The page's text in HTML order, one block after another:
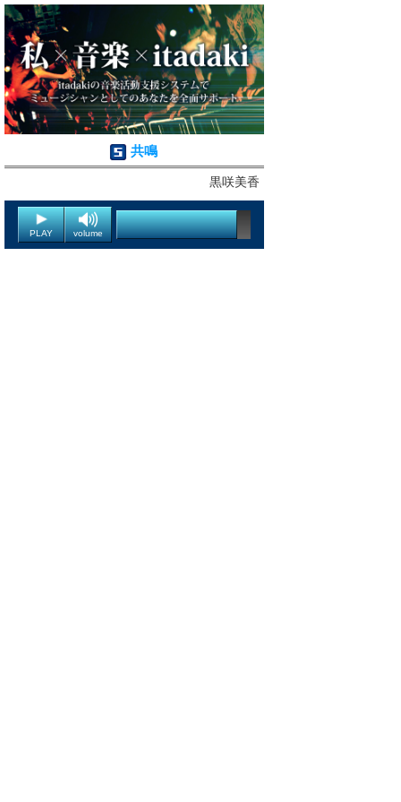
共鳴
黒咲美香
PLAY volume